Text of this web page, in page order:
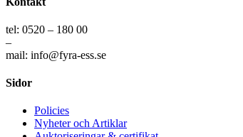
tel: 0520 – 180 00
–
mail: info@fyra-ess.se
Sidor
Policies
Nyheter och Artiklar